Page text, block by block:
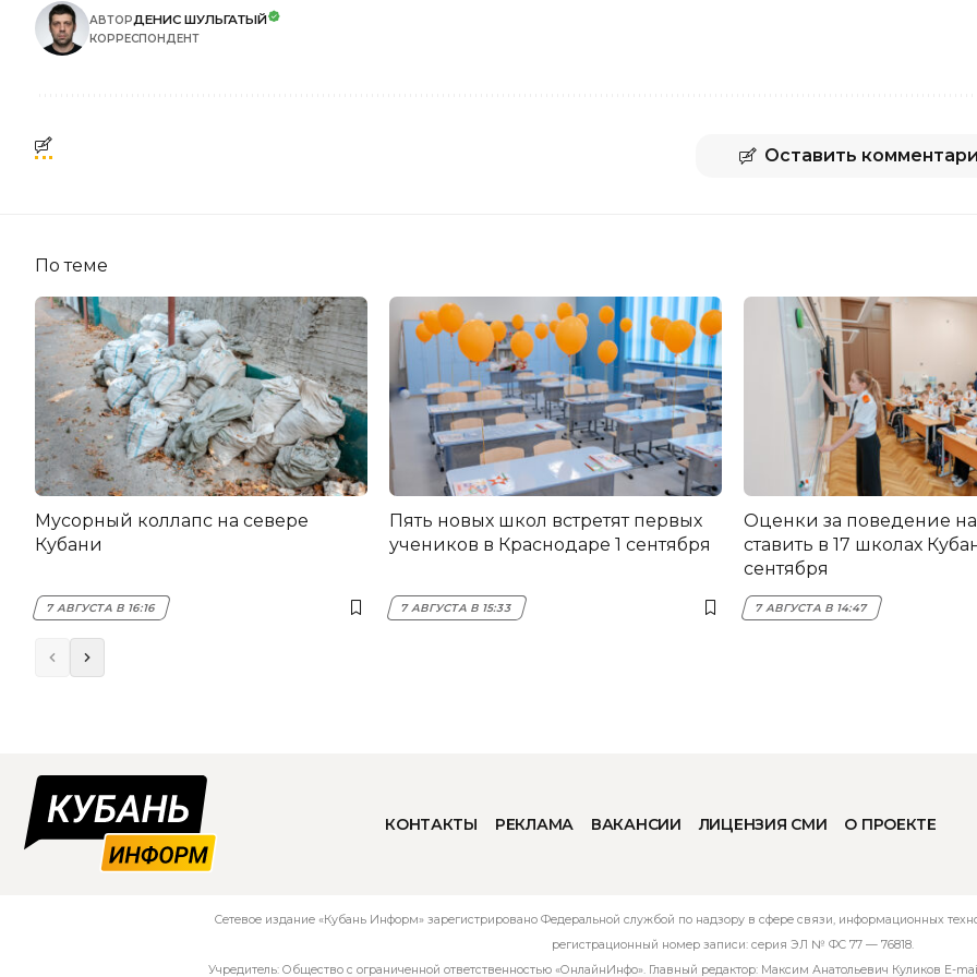
АВТОРДЕНИС ШУЛЬГАТЫЙ
КОРРЕСПОНДЕНТ
Оставить
По теме
Мусорный коллапс на севере
Кубани
7 АВГУСТА В 16:16
Пять новых школ встретят первых
учеников в Краснодаре 1 сентября
7 АВГУСТА В 15:33
Оценки за поведение
ставить в 17 школах
сентября
7 АВГУСТА В 14:47
КОНТАКТЫ РЕКЛАМА ВАКАНСИИ ЛИЦЕНЗИЯ СМИ О ПРОЕКТЕ
Сетевое издание «Кубань Информ» зарегистрировано Федеральной службой по надзору в сфере связи, информационных
регистрационный номер записи: серия ЭЛ № ФС 77 — 76818.
Учредитель: Общество с ограниченной ответственностью «ОнлайнИнфо». Главный редактор: Максим Анатольевич Куликов E-